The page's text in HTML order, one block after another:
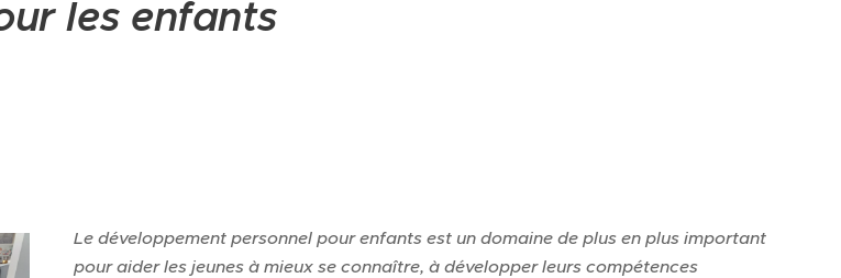
les enfants
Le développement personnel pour enfants est un domaine de plus en plus important
pour aider les jeunes à mieux se connaître, à développer leurs compétences